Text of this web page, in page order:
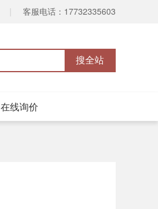
| 客服电话：17732335603
在线询价